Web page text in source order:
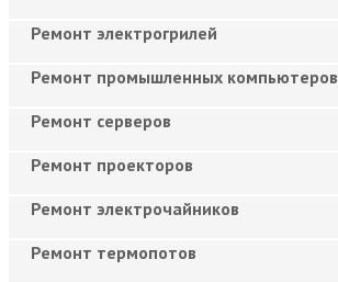
Ремонт электрогрилей
Ремонт промышленных компьютеров
Ремонт серверов
Ремонт проекторов
Ремонт электрочайников
Ремонт термопотов